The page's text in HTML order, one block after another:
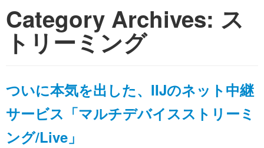
Main menu
Category Archives: ス
トリーミング
ついに本気を出した、IIJのネット中継
サービス「マルチデバイスストリーミ
ング/Live」